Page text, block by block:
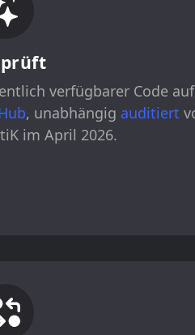
verfügbarer Code auf
, unabhängig auditiert
im April 2026.